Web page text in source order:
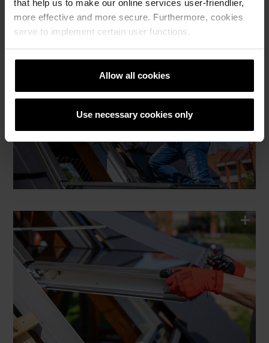
that help us to make our online services user-friendlier,
more effective and more secure. Furthermore, cookies
serve to implement certain user functions.
Allow all cookies
Use necessary cookies only